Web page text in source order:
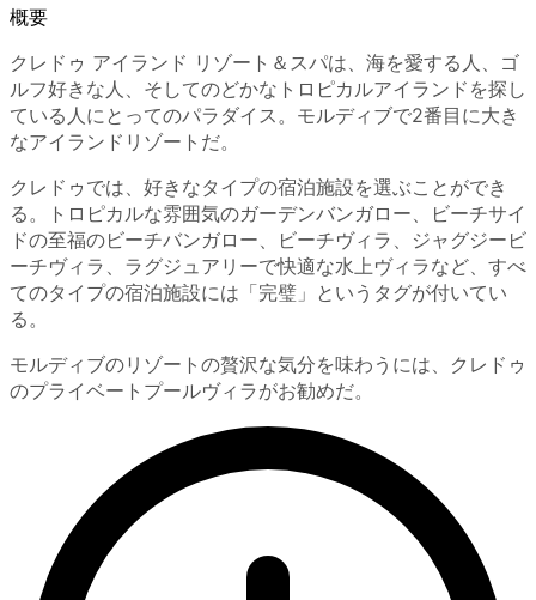
概要
クレドゥ アイランド リゾート＆スパは、海を愛する人、ゴ
ルフ好きな人、そしてのどかなトロピカルアイランドを探し
ている人にとってのパラダイス。モルディブで2番目に大き
なアイランドリゾートだ。
クレドゥでは、好きなタイプの宿泊施設を選ぶことができ
る。トロピカルな雰囲気のガーデンバンガロー、ビーチサイ
ドの至福のビーチバンガロー、ビーチヴィラ、ジャグジービ
ーチヴィラ、ラグジュアリーで快適な水上ヴィラなど、すべ
てのタイプの宿泊施設には「完璧」というタグが付いてい
る。
モルディブのリゾートの贅沢な気分を味わうには、クレドゥ
のプライベートプールヴィラがお勧めだ。